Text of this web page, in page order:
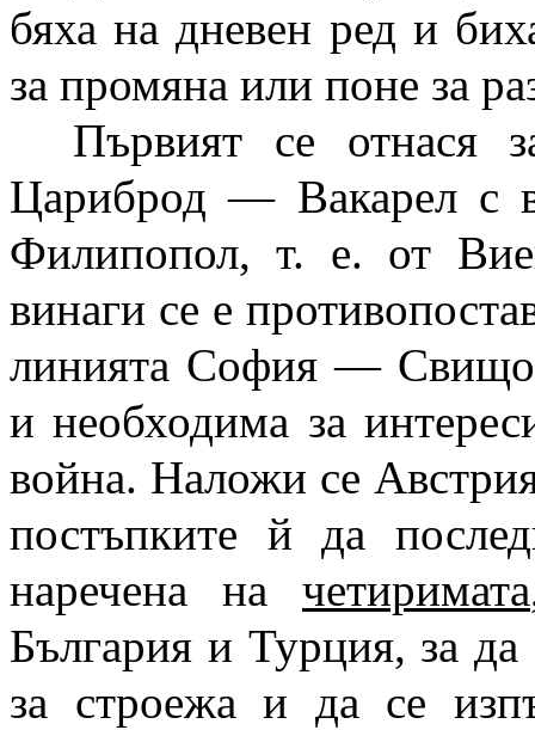
бяха на дневен ред и
за промяна или поне за
Първият се отнася
Цариброд — Вакарел с
Филипопол, т. е. от
винаги се е
линията София —
и необходима за
война. Наложи се
постъпките й да
наречена на четиримата
България и Турция, за да
за строежа и да се